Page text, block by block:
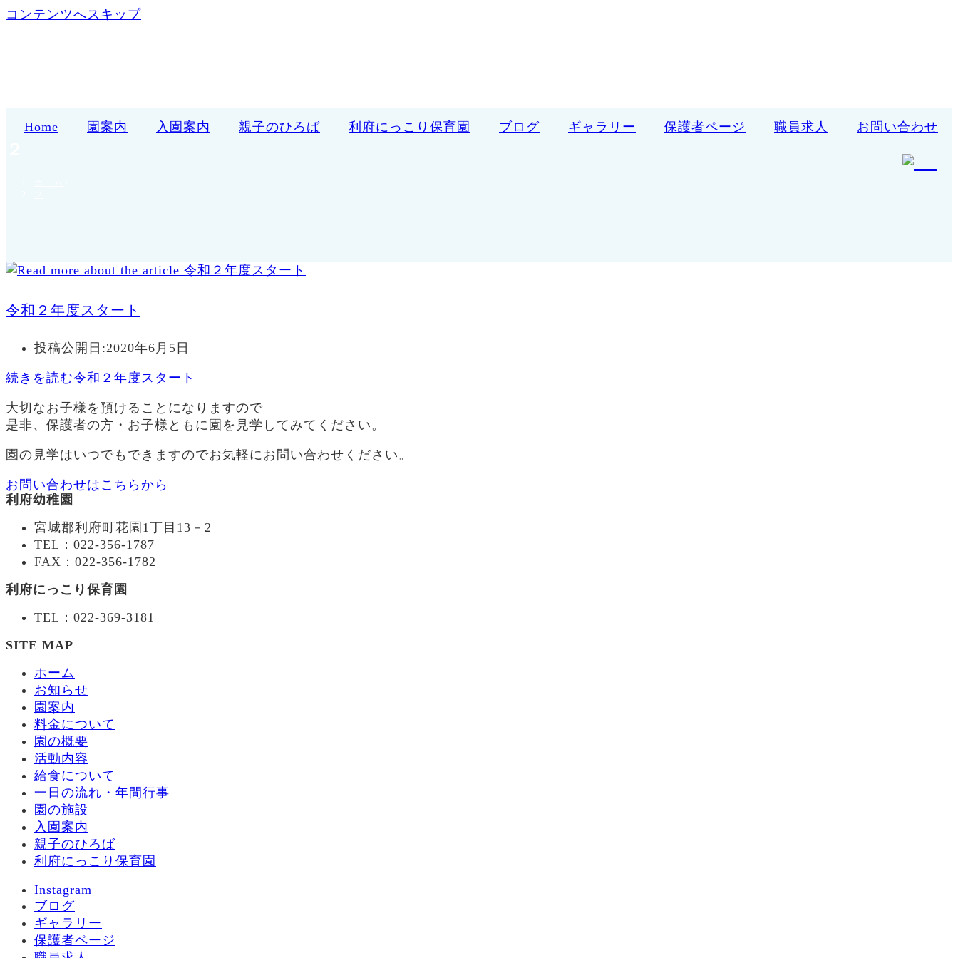
コンテンツへスキップ
Home 園案内 入園案内 親子のひろば 利府にっこり保育園 ブログ ギャラリー 保護者ページ 職員求人 お問い合わせ
令和２年度スタート
投稿公開日:2020年6月5日
続きを読む令和２年度スタート
大切なお子様を預けることになりますので
是非、保護者の方・お子様ともに園を見学してみてください。
園の見学はいつでもできますのでお気軽にお問い合わせください。
お問い合わせはこちらから
利府幼稚園
宮城郡利府町花園1丁目13－2
TEL：022-356-1787
FAX：022-356-1782
利府にっこり保育園
TEL：022-369-3181
SITE MAP
ホーム
お知らせ
園案内
料金について
園の概要
活動内容
給食について
一日の流れ・年間行事
園の施設
入園案内
親子のひろば
利府にっこり保育園
Instagram
ブログ
ギャラリー
保護者ページ